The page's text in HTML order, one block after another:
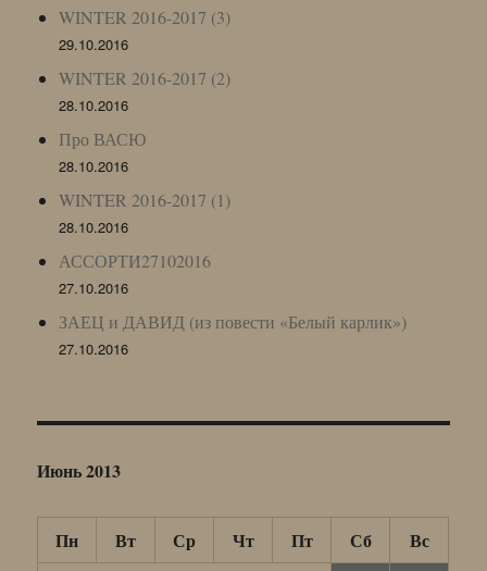
WINTER 2016-2017 (3)
29.10.2016
WINTER 2016-2017 (2)
28.10.2016
Про ВАСЮ
28.10.2016
WINTER 2016-2017 (1)
28.10.2016
АССОРТИ27102016
27.10.2016
ЗАЕЦ и ДАВИД (из повести «Белый карлик»)
27.10.2016
Июнь 2013
Пн Вт Ср Чт Пт Сб
Вс